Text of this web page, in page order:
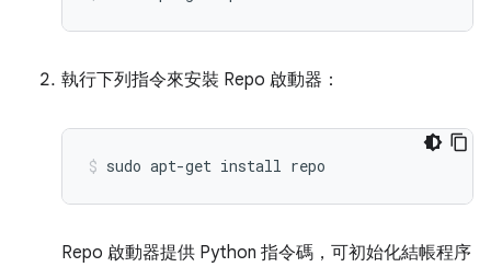
執行下列指令來安裝 Repo 啟動器：
sudo apt-get install repo
Repo 啟動器提供 Python 指令碼，可初始化結帳程序